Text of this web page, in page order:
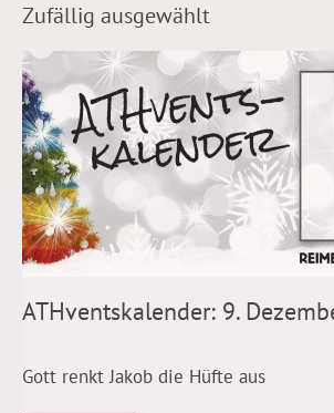
Zufällig ausgewählt
ATHventskalender: 9.
Gott renkt Jakob die Hüfte aus